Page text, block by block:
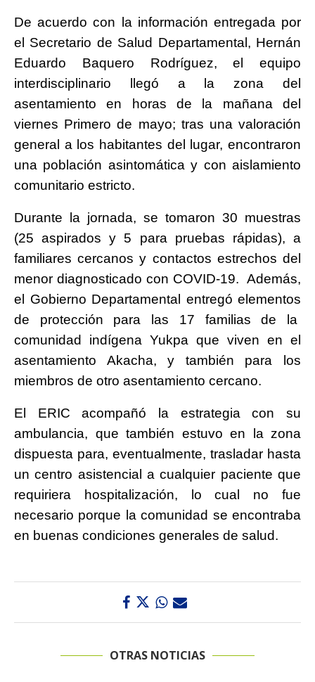
De acuerdo con la información entregada por
el Secretario de Salud Departamental, Hernán
Eduardo Baquero Rodríguez, el equipo
interdisciplinario llegó a la zona del
asentamiento en horas de la mañana del
viernes Primero de mayo; tras una valoración
general a los habitantes del lugar, encontraron
una población asintomática y con aislamiento
comunitario estricto.
Durante la jornada, se tomaron 30 muestras
(25 aspirados y 5 para pruebas rápidas), a
familiares cercanos y contactos estrechos del
menor diagnosticado con COVID-19. Además,
el Gobierno Departamental entregó elementos
de protección para las 17 familias de la
comunidad indígena Yukpa que viven en el
asentamiento Akacha, y también para los
miembros de otro asentamiento cercano.
El ERIC acompañó la estrategia con su
ambulancia, que también estuvo en la zona
dispuesta para, eventualmente, trasladar hasta
un centro asistencial a cualquier paciente que
requiriera hospitalización, lo cual no fue
necesario porque la comunidad se encontraba
en buenas condiciones generales de salud.
OTRAS NOTICIAS